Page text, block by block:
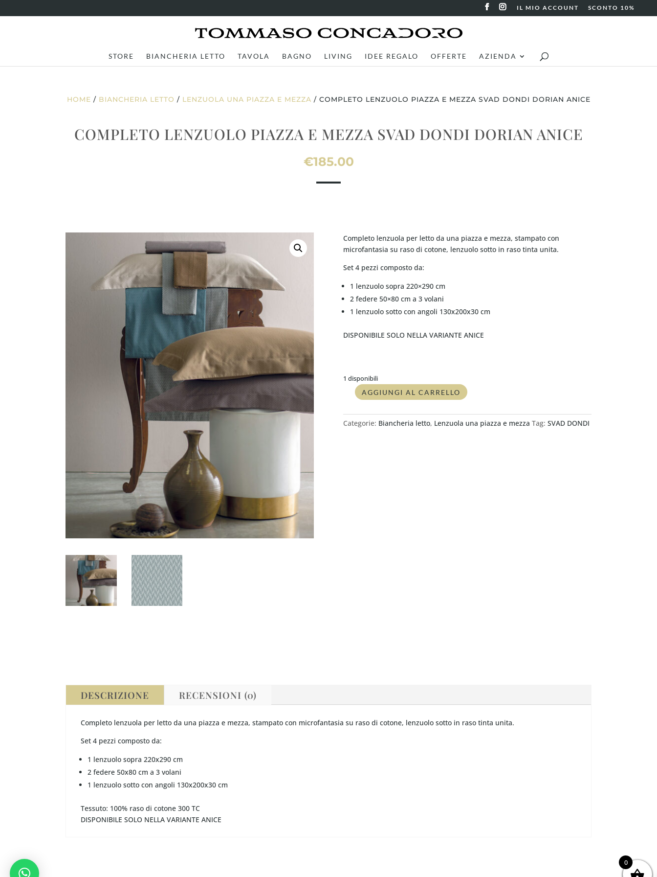
IL MIO ACCOUNT SCONTO 10%
STORE BIANCHERIA LETTO TAVOLA BAGNO LIVING IDEE REGALO OFFERTE AZIENDA
HOME / BIANCHERIA LETTO / LENZUOLA UNA PIAZZA E MEZZA / COMPLETO LENZUOLO PIAZZA E MEZZA SVAD DONDI DORIAN ANICE
COMPLETO LENZUOLO PIAZZA E MEZZA SVAD DONDI DORIAN ANICE
€185.00
Completo lenzuola per letto da una piazza e mezza, stampato con
microfantasia su raso di cotone, lenzuolo sotto in raso tinta unita.
Set 4 pezzi composto da:
1 lenzuolo sopra 220×290 cm
2 federe 50×80 cm a 3 volani
1 lenzuolo sotto con angoli 130x200x30 cm
DISPONIBILE SOLO NELLA VARIANTE ANICE
1 disponibili
Completo
piazza
AGGIUNGI AL CARRELLO
Categorie: Biancheria letto, Lenzuola una piazza e mezza Tag: SVAD DONDI
DESCRIZIONE RECENSIONI (0)
Completo lenzuola per letto da una piazza e mezza, stampato con microfantasia su raso di cotone, lenzuolo sotto in raso tinta unita.
Set 4 pezzi composto da:
1 lenzuolo sopra 220x290 cm
2 federe 50x80 cm a 3 volani
1 lenzuolo sotto con angoli 130x200x30 cm
Tessuto: 100% raso di cotone 300 TC
DISPONIBILE SOLO NELLA VARIANTE ANICE
0